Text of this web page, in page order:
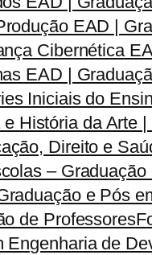
EAD |
Cibernética
EAD |
Iniciais do
e História da Arte
Direito e
–
e Pós
de Professores
Engenharia de